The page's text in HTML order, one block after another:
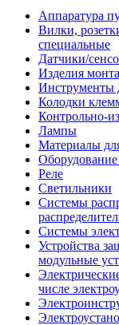
Аппаратура
Вилки,
специальные
Датчики/
Изделия
Инструменты
Колодки
Контрольно-
Лампы
Материалы
Оборудование
Реле
Светильники
Системы
Системы
Устройства
модульные
числе